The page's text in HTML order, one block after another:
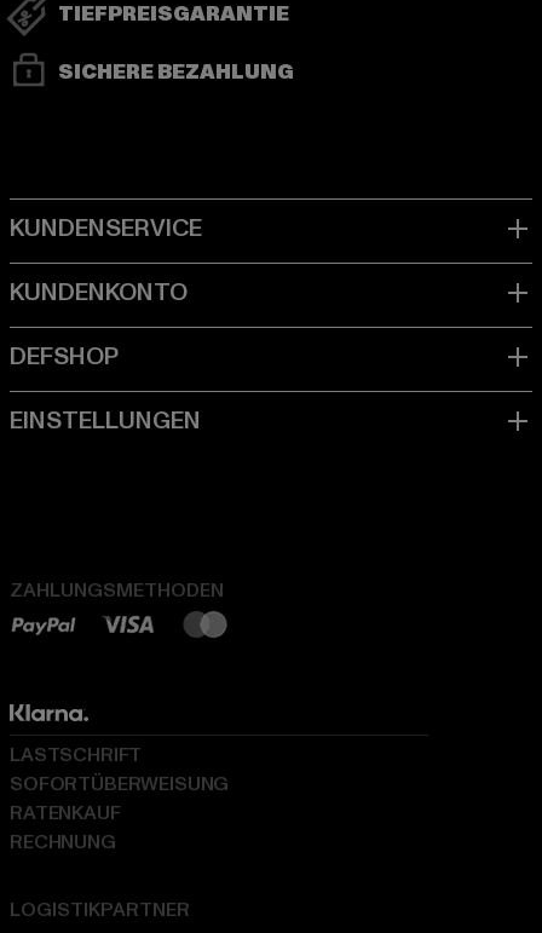
TIEFPREISGARANTIE
SICHERE BEZAHLUNG
ZAHLUNGSMETHODEN
LOGISTIKPARTNER
LASTSCHRIFT
SOFORTÜBERWEISUNG
RATENKAUF
RECHNUNG